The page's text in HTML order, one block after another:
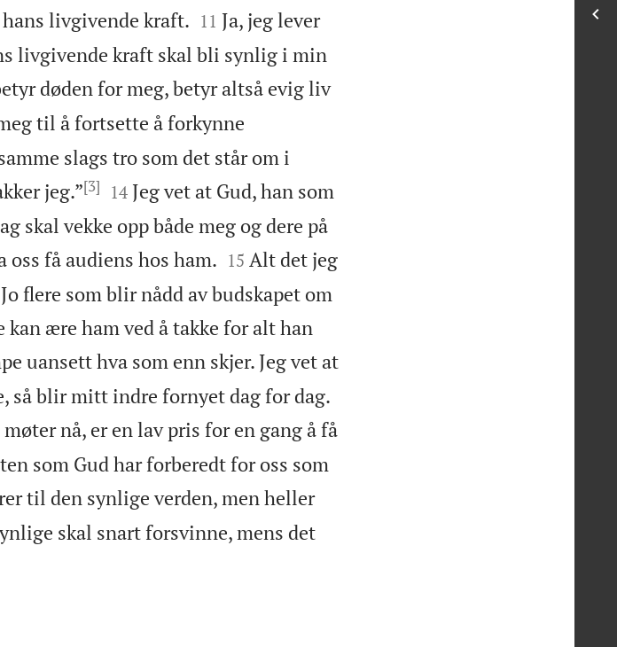
livgivende kraft.
11 Ja, jeg lever
livgivende kraft skal bli synlig i min
døden for meg, betyr altså evig liv
til å fortsette å forkynne
slags tro som det står om i
jeg.”[3]
14 Jeg vet at Gud, han som
skal vekke opp både meg og dere på
oss få audiens hos ham.
15 Alt det jeg
flere som blir nådd av budskapet om
ære ham ved å takke for alt han
uansett hva som enn skjer. Jeg vet at
så blir mitt indre fornyet dag for dag.
nå, er en lav pris for en gang å få
som Gud har forberedt for oss som
til den synlige verden, men heller
skal snart forsvinne, mens det